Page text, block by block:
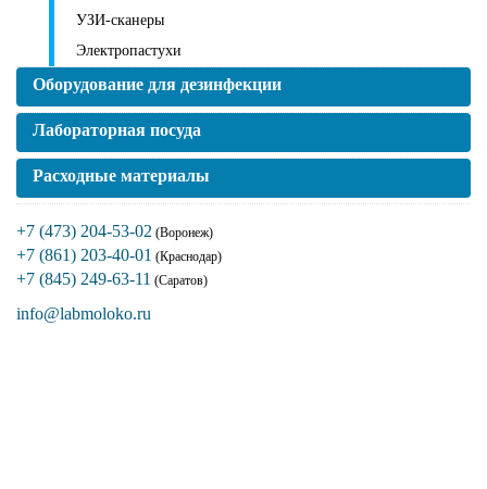
УЗИ-сканеры
Электропастухи
Оборудование для дезинфекции
Лабораторная посуда
Расходные материалы
+7 (473) 204-53-02 (Воронеж)
+7 (861) 203-40-01 (Краснодар)
+7 (845) 249-63-11 (Саратов)
info@labmoloko.ru